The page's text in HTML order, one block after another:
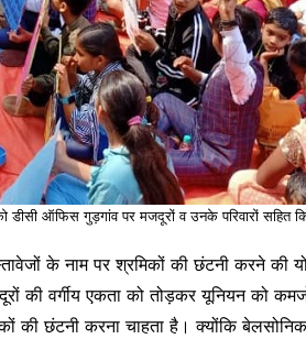
ऑफिस गुड़गांव पर मजदूरों व उनके परिवारों सहित
के नाम पर श्रमिकों की छंटनी करने
की वर्गीय एकता को तोड़कर यूनियन को
की छंटनी करना चाहता है। क्योंकि